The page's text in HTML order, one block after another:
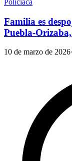
Policiaca
Familia es
Puebla-
10 de marzo de 2026·